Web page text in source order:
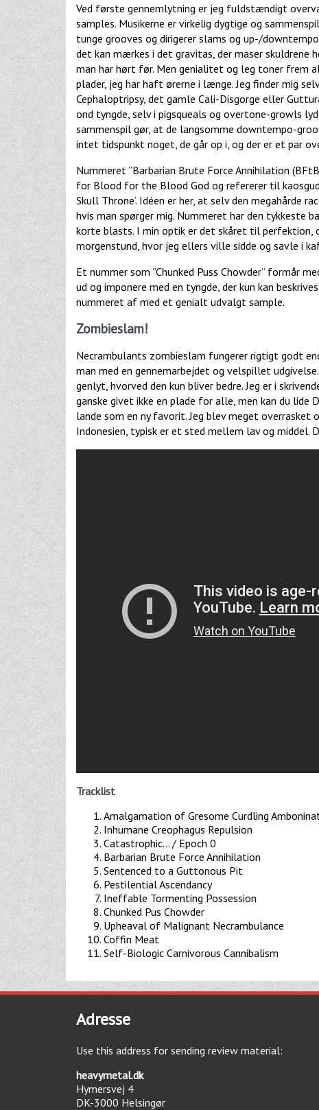
Ved første gennemlytning er jeg fuldstændigt
samples. Musikerne er virkelig dygtige og
tunge grooves og dirigerer slams og up-/
det kan mærkes i det gravitas, der maser
man har hørt før. Men genialitet og leg toner frem
plader, jeg har haft ørerne i længe. Jeg finder mig
Cephaloptripsy, det gamle Cali-Disgorge eller
ond tyngde, selv i pigsqueals og overtone-growls
sammenspil gør, at de langsomme downtempo-
intet tidspunkt noget, de går op i, og der er et par
Nummeret ”Barbarian Brute Force Annihilation
for Blood for the Blood God og refererer til
Skull Throne’. Idéen er her, at selv den megahårde
hvis man spørger mig. Nummeret har den tykkeste
korte blasts. I min optik er det skåret til perfektion,
morgenstund, hvor jeg ellers ville sidde og savle i
Et nummer som ”Chunked Puss Chowder” formår
ud og imponere med en tyngde, der kun kan
nummeret af med et genialt udvalgt sample.
Zombieslam!
Necrambulants zombieslam fungerer rigtigt godt
man med en gennemarbejdet og velspillet
genlyt, hvorved den kun bliver bedre. Jeg er i
ganske givet ikke en plade for alle, men kan du lide
lande som en ny favorit. Jeg blev meget
Indonesien, typisk er et sted mellem lav og
Tracklist
Amalgamation of Gresome Curdling
Inhumane Creophagus Repulsion
Catastrophic... / Epoch 0
Barbarian Brute Force Annihilation
Sentenced to a Guttonous Pit
Pestilential Ascendancy
Ineffable Tormenting Possession
Chunked Pus Chowder
Upheaval of Malignant Necrambulance
Coffin Meat
Self-Biologic Carnivorous Cannibalism
Adresse
Use this address for sending review material:
heavymetal.dk
Hymersvej 4
DK-3000 Helsingør